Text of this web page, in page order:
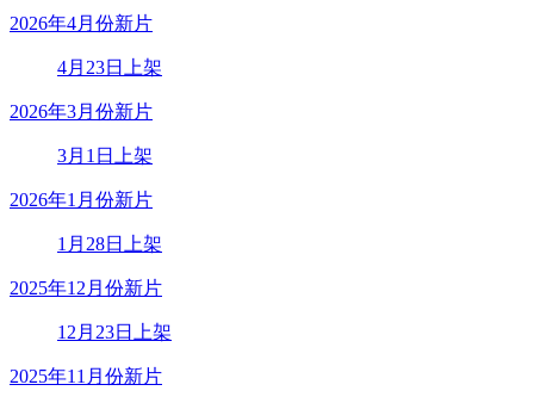
2026年4月份新片
4月23日上架
2026年3月份新片
3月1日上架
2026年1月份新片
1月28日上架
2025年12月份新片
12月23日上架
2025年11月份新片